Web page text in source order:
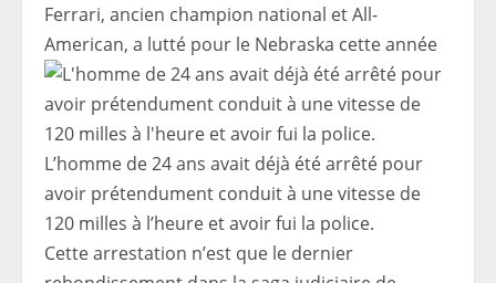
Ferrari, ancien champion national et All-
American, a lutté pour le Nebraska cette année
L’homme de 24 ans avait déjà été arrêté pour
avoir prétendument conduit à une vitesse de
120 milles à l’heure et avoir fui la police.
Cette arrestation n’est que le dernier